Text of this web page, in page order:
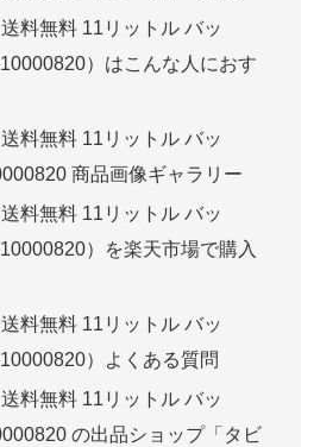
料無料 11リットル バッ
10000820）はこんな人におす
料無料 11リットル バッ
商品画像ギャラリー
料無料 11リットル バッ
）を楽天市場で購入
料無料 11リットル バッ
）よくある質問
料無料 11リットル バッ
の出品ショップ「タビ